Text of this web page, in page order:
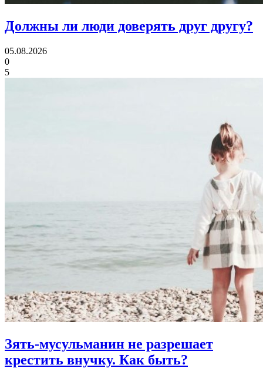
Должны ли люди доверять друг другу?
05.08.2026
0
5
Зять-мусульманин не разрешает
крестить внучку. Как быть?